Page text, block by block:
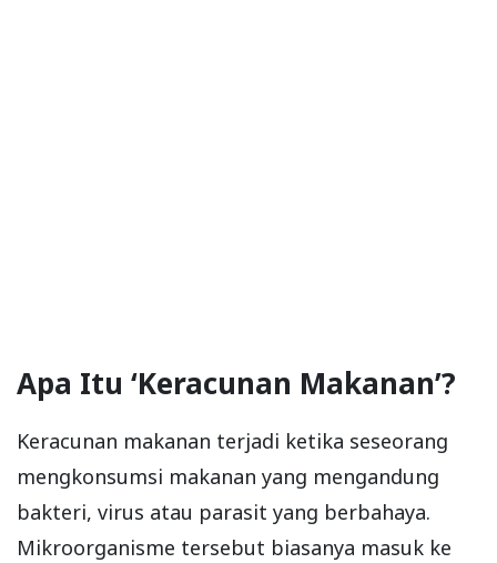
Apa Itu ‘Keracunan Makanan’?
Keracunan makanan terjadi ketika seseorang
mengkonsumsi makanan yang mengandung
bakteri, virus atau parasit yang berbahaya.
Mikroorganisme tersebut biasanya masuk ke